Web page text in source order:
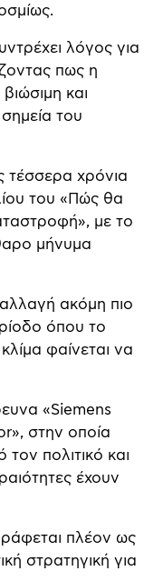
λόγος για
πως η
και
του
τέσσερα χρόνια
του «Πώς θα
με το
μήνυμα
ακόμη πιο
όπου το
φαίνεται να
«Siemens
στην οποία
πολιτικό και
έχουν
πλέον ως
στρατηγική για